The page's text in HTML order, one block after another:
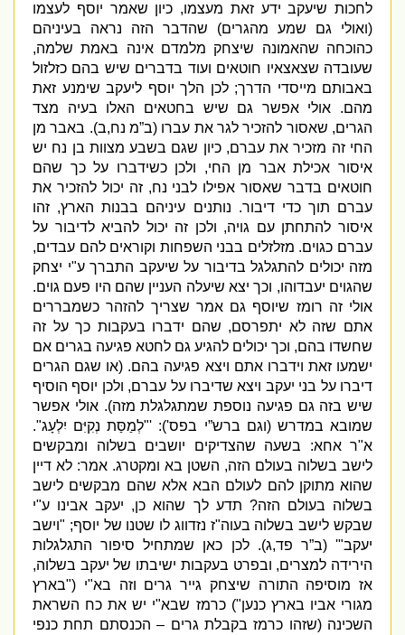
לחכות שיעקב ידע זאת מעצמו,כיון שאמר יוסף לעצמו
ואולי גם שמע מהגרים)שהדבר הזה נראה בעיניהם
כהוכחה שהאמונה שיצחק מלמדם אינה באמת שלמה,
שעובדה שצאצאיו חוטאים ועוד בדברים שיש בהם כזלזול
באבותם מייסדי הדרך;לכן הלך יוסף ליעקב שימנע זאת
מהם.אולי אפשר גם שיש בחטאים האלו בעיה מצד
הגרים,שאסור להזכיר לגר את עברו(ב”מ נח,ב).באבר מן
החי זה מזכיר את עברם,כיון שגם בשבע מצוות בן נח יש
איסור אכילת אבר מן החי,ולכן כשידברו על כך שהם
חוטאים בדבר שאסור אפילו לבני נח,זה יכול להזכיר את
עברם תוך כדי דיבור.נותנים עיניהם בבנות הארץ,זהו
איסור להתחתן עם גויה,ולכן זה יכול להביא לדיבור על
עברם כגוים.מזלזלים בבני השפחות וקוראים להם עבדים,
מזה יכולים להתגלגל בדיבור על שיעקב התברך ע"י יצחק
שהגוים יעבדוהו,וכך יצא שיעלה העניין שהם היו פעם גוים.
אולי זה רומז שיוסף גם אמר שצריך להזהר כשמבררים
אתם שזה לא יתפרסם,שהם ידברו בעקבות כך על זה
שחשדו בהם,וכך יכולים להגיע גם לחטא פגיעה בגרים אם
ישמעו זאת וידברו אתם ויצא פגיעה בהם. (או שגם הגרים
דיברו על בני יעקב ויצא שדיברו על עברם,ולכן יוסף הוסיף
שיש בזה גם פגיעה נוספת שמתגלגלת מזה).אולי אפשר
שמובא במדרש(וגם ברש”י בפס'): '" לְמַסַּת נְקִיִּם יִלְעָג".
"ר אחא:בשעה שהצדיקים יושבים בשלוה ומבקשים
לישב בשלוה בעולם הזה,השטן בא ומקטרג.אמר:לא דיין
שהוא מתוקן להם לעולם הבא אלא שהם מבקשים לישב
בשלוה בעולם הזה?תדע לך שהוא כן ,יעקב אבינו ע י
שבקש לישב בשלוה בעוה"ז נזדווג לו שטנו של יוסף;
"וישב
יעקב"' (ב”ר פד,ג)
.לכן כאן שמתחיל סיפור התגלגלות
הירידה למצרים,ובפרט בעקבות ישיבתו של יעקב בשלוה,
אז מוסיפה התורה שיצחק גייר גרים וזה בא"י(" בארץ
מגורי אביו בארץ כנען")כרמז שבא"י יש את כח השראת
השכינה(שזהו כרמז בקבלת גרים – הכנסתם תחת כנפי